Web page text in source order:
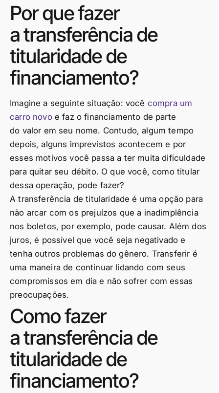
Por que fazer
a transferência de
titularidade de
financiamento?
Imagine a seguinte situação: você compra um
carro novoe faz o financiamento de parte
do valor em seu nome. Contudo, algum tempo
depois, alguns imprevistos acontecem e por
esses motivos você passa a ter muita dificuldade
para quitar seu débito. O que você, como titular
dessa operação, pode fazer?
A transferência de titularidade é uma opção para
não arcar com os prejuízos que a inadimplência
nos boletos, por exemplo, pode causar. Além dos
juros, é possível que você seja negativado e
tenha outros problemas do gênero. Transferir é
uma maneira de continuar lidando com seus
compromissos em dia e não sofrer com essas
preocupações.
Como fazer
a transferência de
titularidade de
financiamento?